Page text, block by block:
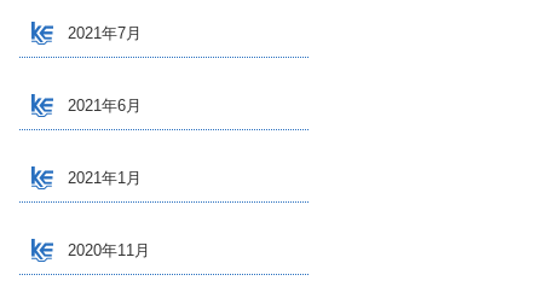
2021年7月
2021年6月
2021年1月
2020年11月